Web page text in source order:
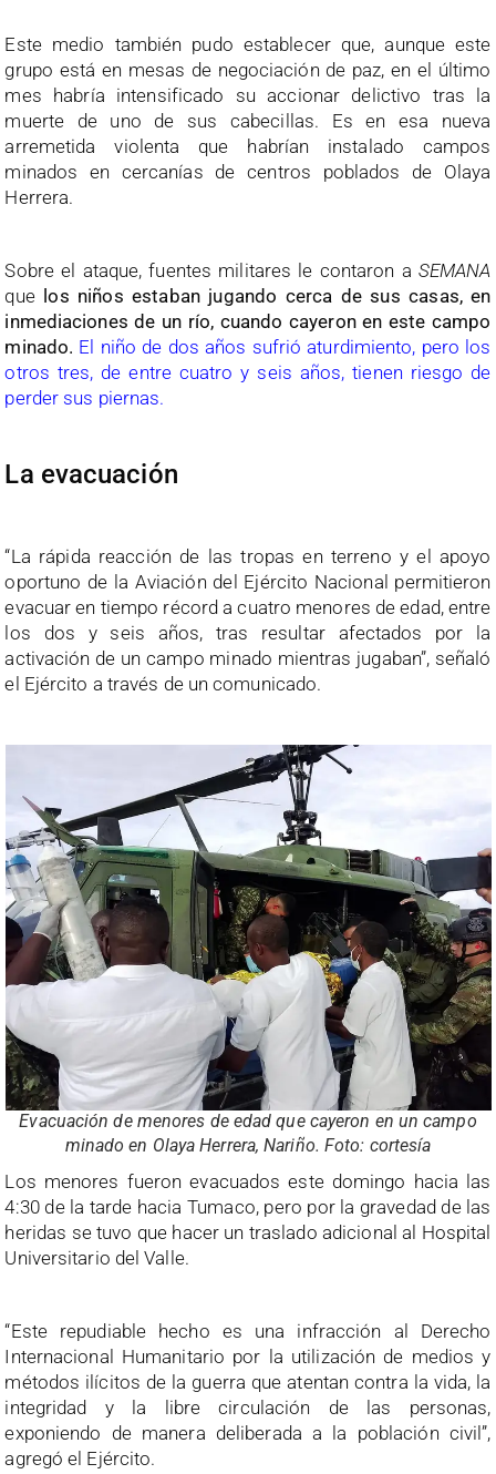
Este medio también pudo establecer que, aunque este
grupo está en mesas de negociación de paz, en el último
mes habría intensificado su accionar delictivo tras la
muerte de uno de sus cabecillas. Es en esa nueva
arremetida violenta que habrían instalado campos
minados en cercanías de centros poblados de Olaya
Herrera.
Sobre el ataque, fuentes militares le contaron a SEMANA
que los niños estaban jugando cerca de sus casas, en
inmediaciones de un río, cuando cayeron en este campo
minado. El niño de dos años sufrió aturdimiento, pero los
otros tres, de entre cuatro y seis años, tienen riesgo de
perder sus piernas.
La evacuación
“La rápida reacción de las tropas en terreno y el apoyo
oportuno de la Aviación del Ejército Nacional permitieron
evacuar en tiempo récord a cuatro menores de edad, entre
los dos y seis años, tras resultar afectados por la
activación de un campo minado mientras jugaban”, señaló
el Ejército a través de un comunicado.
Evacuación de menores de edad que cayeron en un campo
minado en Olaya Herrera, Nariño. Foto: cortesía
Los menores fueron evacuados este domingo hacia las
4:30 de la tarde hacia Tumaco, pero por la gravedad de las
heridas se tuvo que hacer un traslado adicional al Hospital
Universitario del Valle.
“Este repudiable hecho es una infracción al Derecho
Internacional Humanitario por la utilización de medios y
métodos ilícitos de la guerra que atentan contra la vida, la
integridad y la libre circulación de las personas,
exponiendo de manera deliberada a la población civil”,
agregó el Ejército.